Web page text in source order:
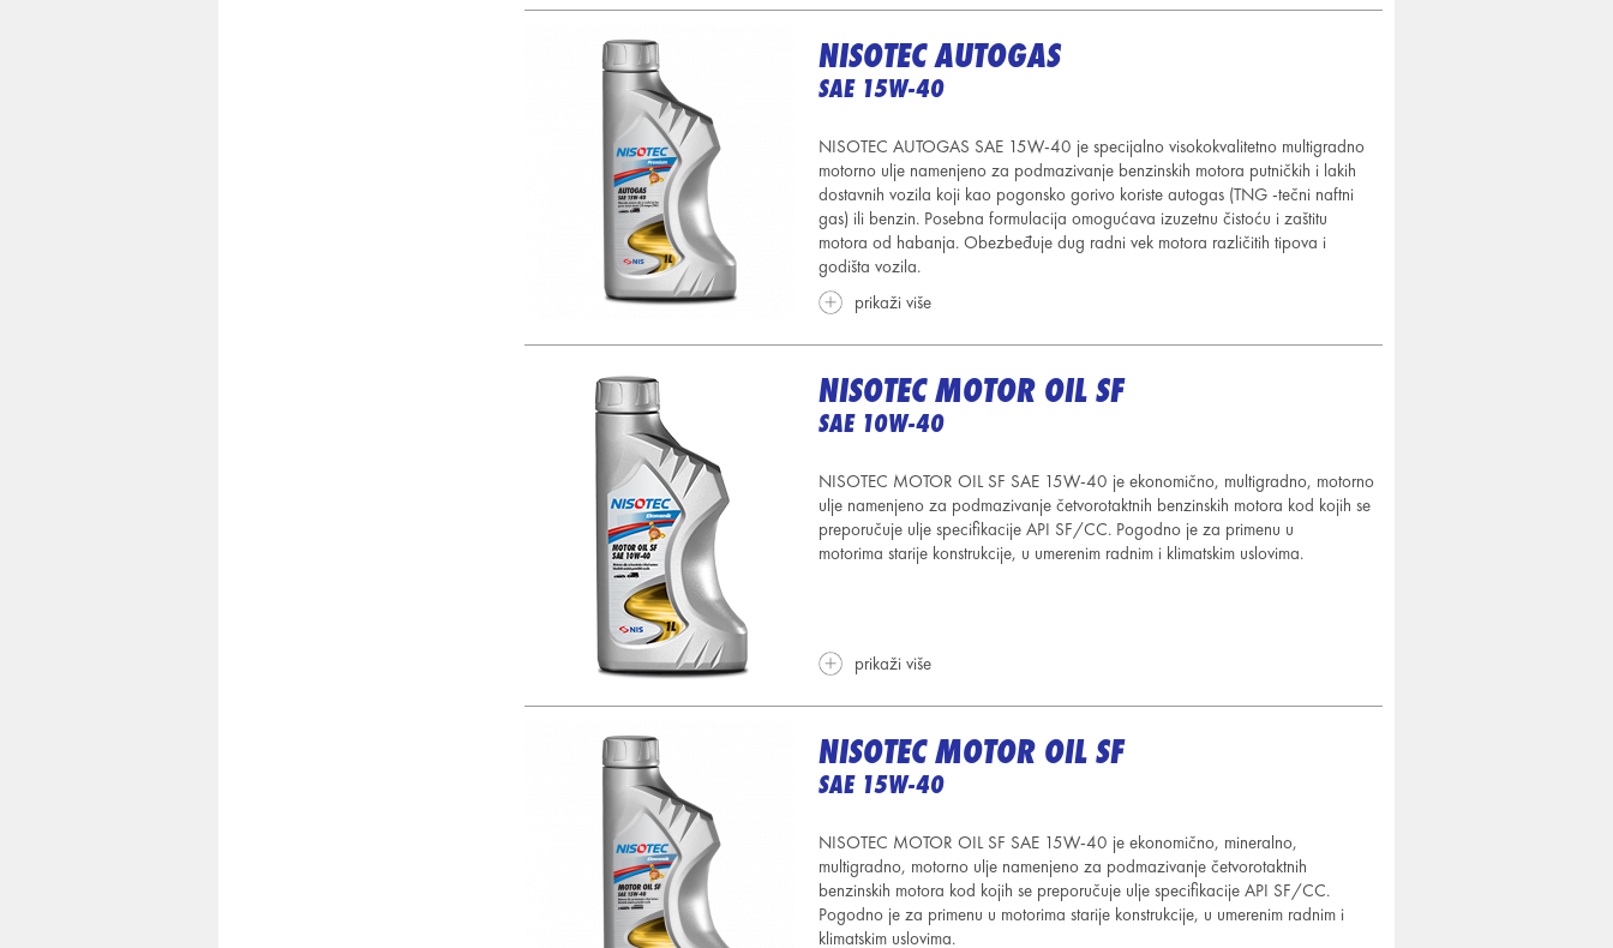
NISOTEC AUTOGAS
SAE 15W-40
NISOTEC AUTOGAS SAE 15W-40 je specijalno visokokvalitetno multigradno
motorno ulje namenjeno za podmazivanje benzinskih motora putničkih i lakih
dostavnih vozila koji kao pogonsko gorivo koriste autogas (TNG -tečni naftni
gas) ili benzin. Posebna formulacija omogućava izuzetnu čistoću i zaštitu
motora od habanja. Obezbeđuje dug radni vek motora različitih tipova i
godišta vozila.
prikaži više
NISOTEC MOTOR OIL SF
SAE 10W-40
NISOTEC MOTOR OIL SF SAE 15W-40 je ekonomično, multigradno, motorno
ulje namenjeno za podmazivanje četvorotaktnih benzinskih motora kod kojih se
preporučuje ulje specifikacije API SF/CC. Pogodno je za primenu u
motorima starije konstrukcije, u umerenim radnim i klimatskim uslovima.
prikaži više
NISOTEC MOTOR OIL SF
SAE 15W-40
NISOTEC MOTOR OIL SF SAE 15W-40 je ekonomično, mineralno,
multigradno, motorno ulje namenjeno za podmazivanje četvorotaktnih
benzinskih motora kod kojih se preporučuje ulje specifikacije API SF/CC.
Pogodno je za primenu u motorima starije konstrukcije, u umerenim radnim i
klimatskim uslovima.